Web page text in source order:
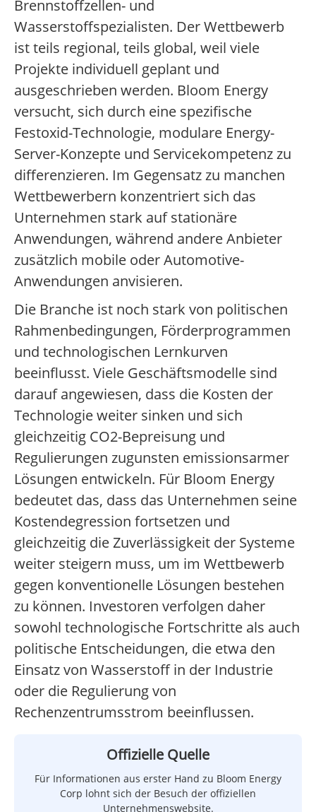
Brennstoffzellen- und
Wasserstoffspezialisten. Der Wettbewerb
ist teils regional, teils global, weil viele
Projekte individuell geplant und
ausgeschrieben werden. Bloom Energy
versucht, sich durch eine spezifische
Festoxid-Technologie, modulare Energy-
Server-Konzepte und Servicekompetenz zu
differenzieren. Im Gegensatz zu manchen
Wettbewerbern konzentriert sich das
Unternehmen stark auf stationäre
Anwendungen, während andere Anbieter
zusätzlich mobile oder Automotive-
Anwendungen anvisieren.
Die Branche ist noch stark von politischen
Rahmenbedingungen, Förderprogrammen
und technologischen Lernkurven
beeinflusst. Viele Geschäftsmodelle sind
darauf angewiesen, dass die Kosten der
Technologie weiter sinken und sich
gleichzeitig CO2-Bepreisung und
Regulierungen zugunsten emissionsarmer
Lösungen entwickeln. Für Bloom Energy
bedeutet das, dass das Unternehmen seine
Kostendegression fortsetzen und
gleichzeitig die Zuverlässigkeit der Systeme
weiter steigern muss, um im Wettbewerb
gegen konventionelle Lösungen bestehen
zu können. Investoren verfolgen daher
sowohl technologische Fortschritte als auch
politische Entscheidungen, die etwa den
Einsatz von Wasserstoff in der Industrie
oder die Regulierung von
Rechenzentrumsstrom beeinflussen.
Offizielle Quelle
Für Informationen aus erster Hand zu Bloom Energy
Corp lohnt sich der Besuch der offiziellen
Unternehmenswebsite.